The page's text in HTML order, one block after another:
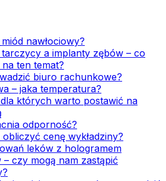
nawłociowy?
a implanty zębów – co
ten temat?
biuro rachunkowe?
– jaka temperatura?
których warto postawić na
odporność?
cenę wykładziny?
leków z hologramem
czy mogą nam zastąpić